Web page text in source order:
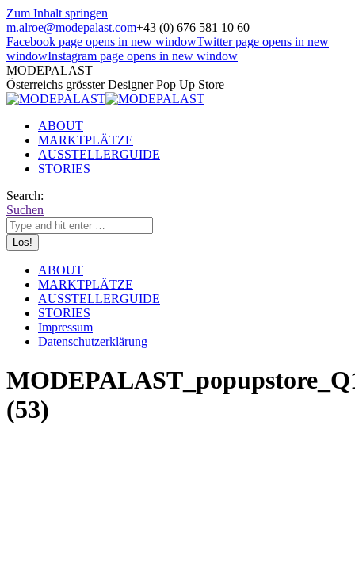
Zum Inhalt springen
m.alroe@modepalast.com+43 (0) 676 581 10 60
Facebook page opens in new windowTwitter page opens in new
windowInstagram page opens in new window
MODEPALAST
Österreichs grösster Designer Pop Up Store
ABOUT
MARKTPLÄTZE
AUSSTELLERGUIDE
STORIES
Search:
Suchen
ABOUT
MARKTPLÄTZE
AUSSTELLERGUIDE
STORIES
Impressum
Datenschutzerklärung
(53)